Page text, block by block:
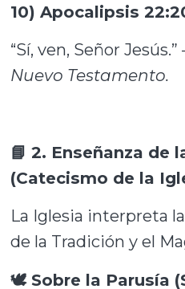
10) Apocalipsis
“Sí, ven, Señor
Nuevo Testamento.
📘 2. Enseñanza de
(Catecismo de la
La Iglesia interpreta
de la Tradición y el
🕊️ Sobre la Parusía